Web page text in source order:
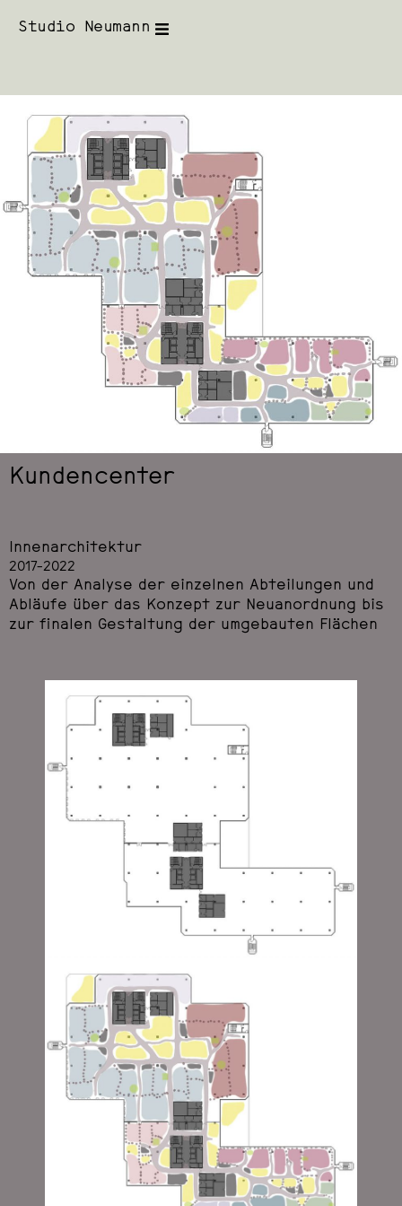
Studio Neumann
Kundencenter
Innenarchitektur
2017-2022
Von der Analyse der einzelnen Abteilungen und
Abläufe über das Konzept zur Neuanordnung bis
zur finalen Gestaltung der umgebauten Flächen